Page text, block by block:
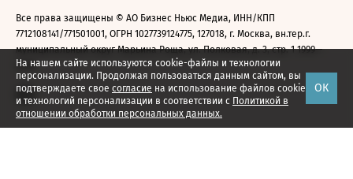
На нашем сайте используются cookie-файлы и технологии
персонализации. Продолжая пользоваться данным сайтом, вы
подтверждаете свое согласие на использование файлов cookie
и технологий персонализации в соответствии с Политикой в
отношении обработки персональных данных.
ОК
Все права защищены © АО Бизнес Ньюс Медиа, ИНН/КПП
7712108141/771501001, ОГРН 1027739124775, 127018, г. Москва, вн.тер.г.
муниципальный округ Марьина Роща, ул. Полковая, д. 3, стр. 1 1999—
2026